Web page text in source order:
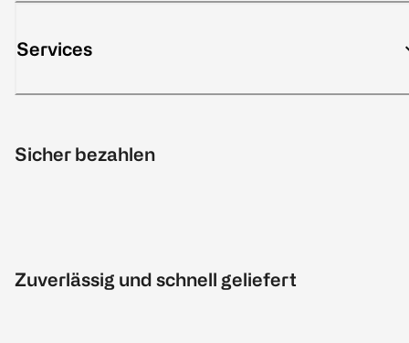
Services
Sicher bezahlen
Zuverlässig und schnell geliefert